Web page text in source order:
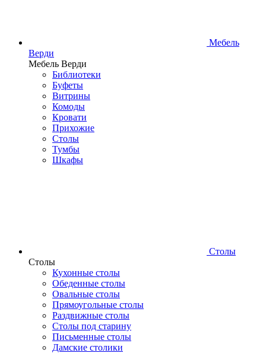
Мебель
Верди
Мебель Верди
Библиотеки
Буфеты
Витрины
Комоды
Кровати
Прихожие
Столы
Тумбы
Шкафы
Столы
Столы
Кухонные столы
Обеденные столы
Овальные столы
Прямоугольные столы
Раздвижные столы
Столы под старину
Письменные столы
Дамские столики